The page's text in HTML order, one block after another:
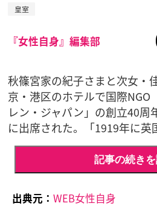
皇室
『女性自身』編集部
秋篠宮家の紀子さまと次女・
京・港区のホテルで国際NGO
レン・ジャパン」の創立40周
に出席された。「1919年に英
記事の続き
出典元： WEB女性自身